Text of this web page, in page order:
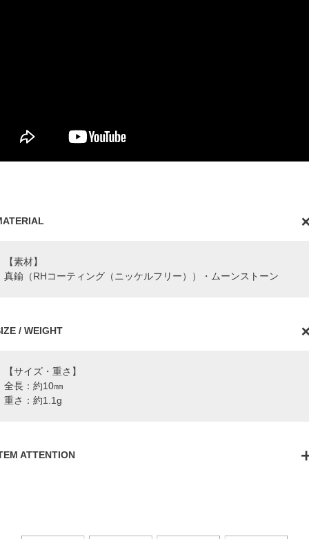
【素材】
真鍮（RHコーティング（ニッケルフリー））・ムーンストーン
/ WEIGHT
【サイズ・重さ】
全長：約10㎜
重さ：約1.1g
ATTENTION